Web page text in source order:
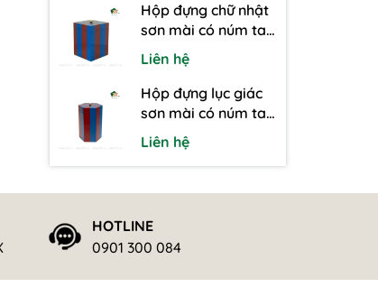
Hộp đựng chữ nhật
sơn mài có núm tay
cầm kim loại
Liên hệ
Hộp đựng lục giác
sơn mài có núm tay
cầm kim loại
Liên hệ
HOTLINE
0901 300 084